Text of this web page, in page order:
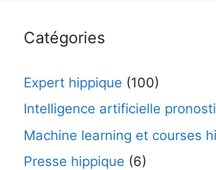
Catégories
Expert hippique (100)
Intelligence artificielle
Machine learning et courses
Presse hippique (6)